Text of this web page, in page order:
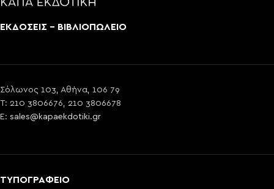
ΕΚΔΟΣΕΙΣ - ΒΙΒΛΙΟΠΩΛΕΙΟ
Σόλωνος 103, Αθήνα, 106 79
T: 210 3806676, 210 3806678
E: sales@kapaekdotiki.gr
ΤΥΠΟΓΡΑΦΕΙΟ